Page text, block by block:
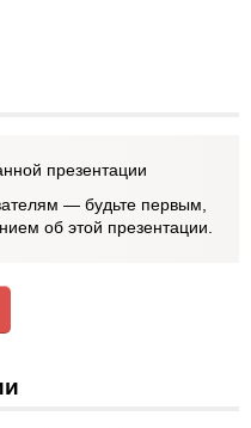
презентации
— будьте первым,
об этой презентации.